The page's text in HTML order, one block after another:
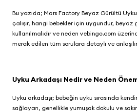
Bu yazıda; Mars Factory Beyaz Gürültü
çalışır, hangi bebekler için uygundur, beyaz
kullanılmalıdır ve neden vebingo.com
merak edilen tüm sorulara detaylı ve
Uyku Arkadaşı Nedir ve Neden
Uyku arkadaşı; bebeğin uyku sırasında
sağlayan, genellikle yumuşak dokulu ve